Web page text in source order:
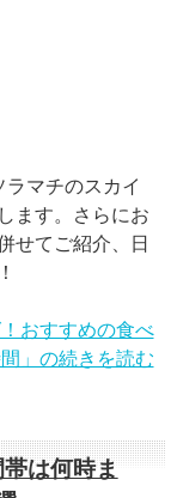
マチのスカイ
ます。さらにお
せてご紹介、日
おすすめの食べ
」の続きを読む
は何時ま